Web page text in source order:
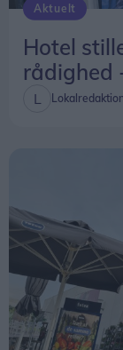
Aktuelt
Hotel
rådighed